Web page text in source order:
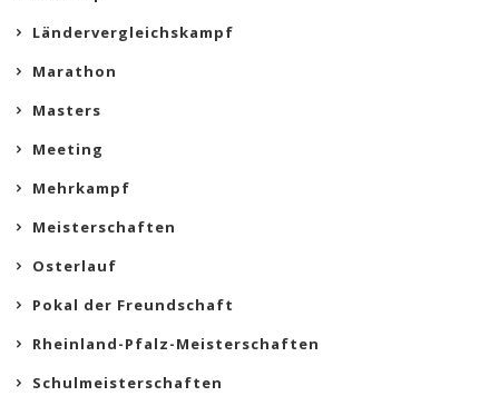
Ländervergleichskampf
Marathon
Masters
Meeting
Mehrkampf
Meisterschaften
Osterlauf
Pokal der Freundschaft
Rheinland-Pfalz-Meisterschaften
Schulmeisterschaften